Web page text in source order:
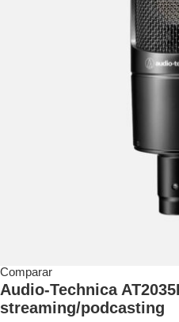
Comparar
Audio-Technica
streaming/podcasting